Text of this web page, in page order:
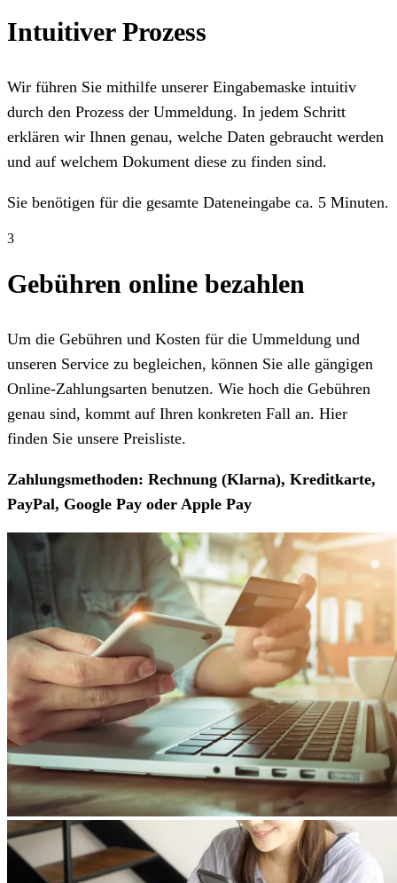
Intuitiver Prozess
Wir führen Sie mithilfe unserer Eingabemaske intuitiv
durch den Prozess der Ummeldung. In jedem Schritt
erklären wir Ihnen genau, welche Daten gebraucht werden
und auf welchem Dokument diese zu finden sind.
Sie benötigen für die gesamte Dateneingabe ca. 5 Minuten.
3
Gebühren online bezahlen
Um die Gebühren und Kosten für die Ummeldung und
unseren Service zu begleichen, können Sie alle gängigen
Online-Zahlungsarten benutzen. Wie hoch die Gebühren
genau sind, kommt auf Ihren konkreten Fall an. Hier
finden Sie unsere Preisliste.
Zahlungsmethoden: Rechnung (Klarna), Kreditkarte,
PayPal, Google Pay oder Apple Pay